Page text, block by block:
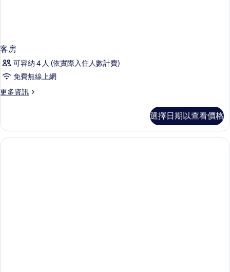
客房
可容納 4 人 (依實際入住人數計費)
免費無線上網
更多資訊
更
的
詳
情
選擇日期以查看價格